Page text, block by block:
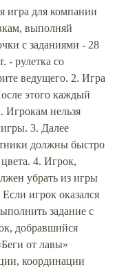
игра для компании
выполняй
с заданиями - 28
- рулетка со
ведущего. 2. Игра
этого каждый
Игрокам нельзя
3. Далее
должны быстро
4. Игрок,
убрать из игры
игрок оказался
задание с
добравшийся
от лавы»
координации